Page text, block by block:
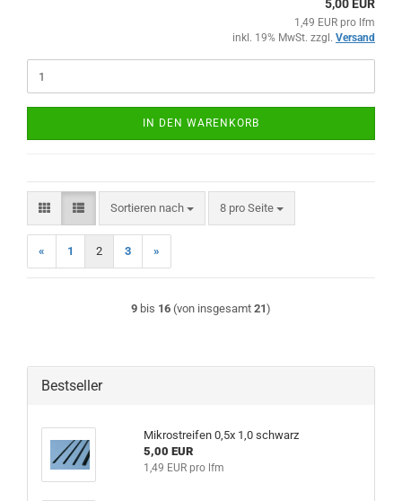
5,00 EUR
1,49 EUR pro lfm
inkl. 19% MwSt. zzgl. Versand
IN DEN WARENKORB
Sortieren nach
Sortieren nach 8 pro Seite
pro Seite
« 1 2 3 »
9 bis 16 (von insgesamt 21)
Bestseller
Mikrostreifen 0,5x 1,0 schwarz
5,00 EUR
1,49 EUR pro lfm